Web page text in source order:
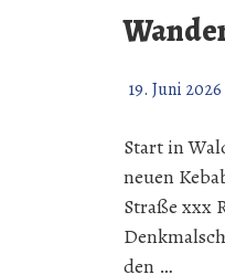
19. Juni 2026
Start in
neuen
Straße xxx
den …